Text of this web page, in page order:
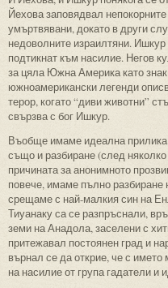
Йехова заповядвал
умъртвявани, докато в други
недоволните израилтяни.
подтикнат към насилие. Негов
за цяла Южна Америка като
южноамерикански легенди
терор, когато “диви животни”
свързва с бог Ишкур.
Въобще имаме идеална
също и разбиране (след
причината за анонимното
повече, имаме пълно разбиране
срещаме с най-малкия син на
Тиуанаку са се разпръснали,
земи на Анадола, заселени с
притежавал постоянен град и
върнал се да открие, че с
на насилие от група гадатели и